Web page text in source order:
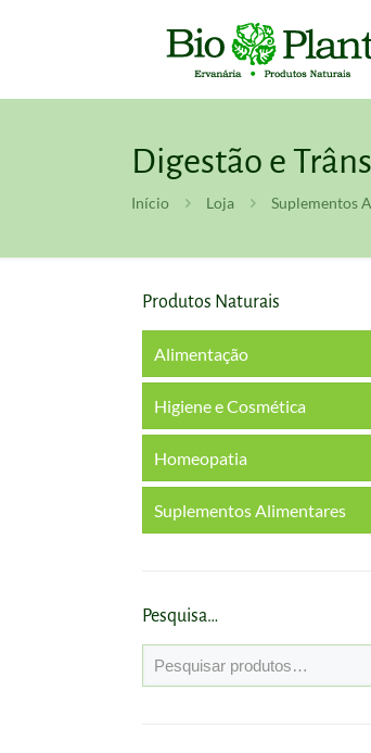
Digestão e
Início Loja Suplementos
Produtos Naturais
Alimentação
Higiene e Cosmética
Boca
Cabelo
Rosto
Homeopatia
Suplementos Alimentares
Circulação e Veias
Coração e Colesterol
Pesquisa…